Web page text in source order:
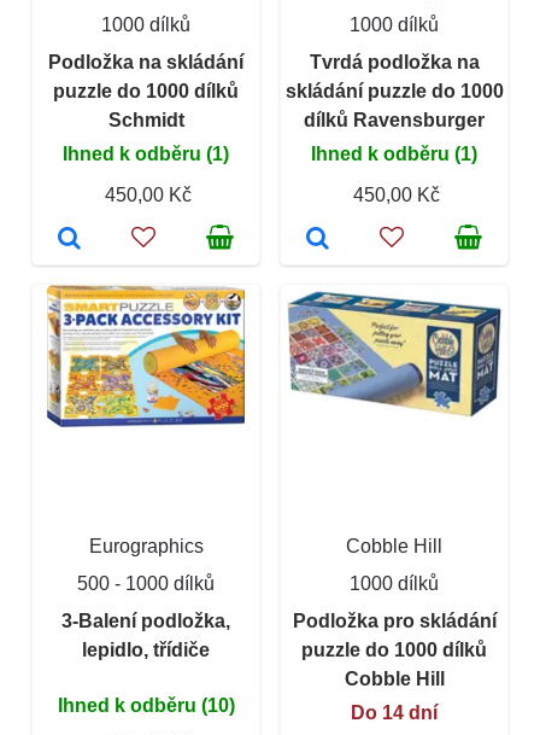
1000 dílků
Podložka na skládání
puzzle do 1000 dílků
Schmidt
Ihned k odběru (1)
450,00 Kč
1000 dílků
Tvrdá podložka na
skládání puzzle do 1000
dílků Ravensburger
Ihned k odběru (1)
450,00 Kč
Eurographics
500 - 1000 dílků
3-Balení podložka,
lepidlo, třídiče
Ihned k odběru (10)
Cobble Hill
1000 dílků
Podložka pro skládání
puzzle do 1000 dílků
Cobble Hill
Do 14 dní